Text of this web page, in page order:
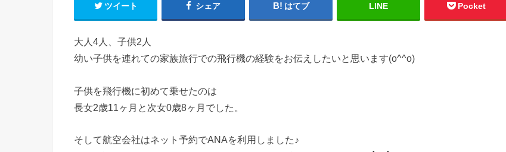
ツイート シェア はてブ LINE Pocket
大人4人、子供2人
幼い子供を連れての家族旅行での飛行機の経験をお伝えしたいと思います(o^^o)
子供を飛行機に初めて乗せたのは
長女2歳11ヶ月と次女0歳8ヶ月でした。
そして航空会社はネット予約でANAを利用しました♪